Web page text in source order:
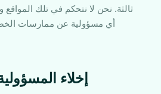
ثالثة. نحن لا نتحكم في تلك المواقع
أي مسؤولية عن ممارسات
6. إخلاء